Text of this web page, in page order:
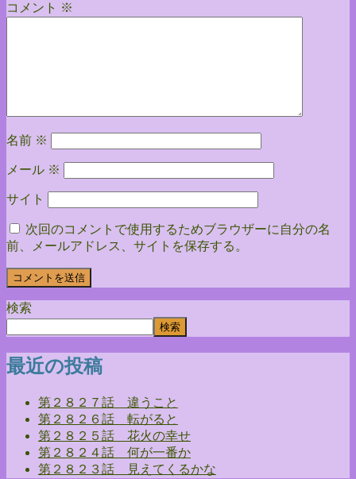
コメント ※
名前 ※
メール ※
サイト
次回のコメントで使用するためブラウザーに自分の名
前、メールアドレス、サイトを保存する。
検索
検索
最近の投稿
第２８２７話 違うこと
第２８２６話 転がると
第２８２５話 花火の幸せ
第２８２４話 何が一番か
第２８２３話 見えてくるかな